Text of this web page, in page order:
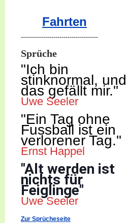
Fahrten
--------------------------------------
Sprüche
"Ich bin
stinknormal, und
das gefällt mir."
Uwe Seeler
"Ein Tag ohne
Fussball ist ein
verlorener Tag."
Ernst Happel
"Alt werden ist
nichts für
Feiglinge"
Uwe Seeler
Zur Sprücheseite